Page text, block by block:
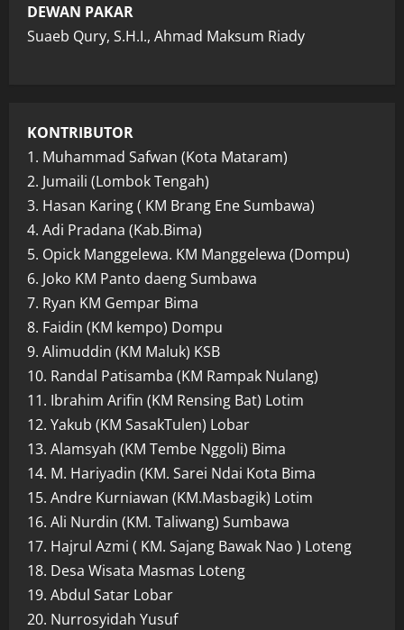
DEWAN PAKAR
Suaeb Qury, S.H.I., Ahmad Maksum Riady
KONTRIBUTOR
1. Muhammad Safwan (Kota Mataram)
2. Jumaili (Lombok Tengah)
3. Hasan Karing ( KM Brang Ene Sumbawa)
4. Adi Pradana (Kab.Bima)
5. Opick Manggelewa. KM Manggelewa (Dompu)
6. Joko KM Panto daeng Sumbawa
7. Ryan KM Gempar Bima
8. Faidin (KM kempo) Dompu
9. Alimuddin (KM Maluk) KSB
10. Randal Patisamba (KM Rampak Nulang)
11. Ibrahim Arifin (KM Rensing Bat) Lotim
12. Yakub (KM SasakTulen) Lobar
13. Alamsyah (KM Tembe Nggoli) Bima
14. M. Hariyadin (KM. Sarei Ndai Kota Bima
15. Andre Kurniawan (KM.Masbagik) Lotim
16. Ali Nurdin (KM. Taliwang) Sumbawa
17. Hajrul Azmi ( KM. Sajang Bawak Nao ) Loteng
18. Desa Wisata Masmas Loteng
19. Abdul Satar Lobar
20. Nurrosyidah Yusuf